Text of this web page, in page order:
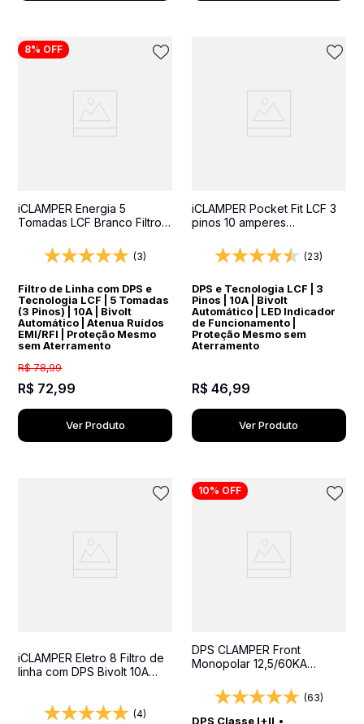
8% OFF
iCLAMPER Energia 5
Tomadas LCF Branco Filtro
DPS Bivolt
(3)
Filtro de Linha com DPS e
Tecnologia LCF | 5 Tomadas
(3 Pinos) | 10A | Bivolt
Automático | Atenua Ruídos
EMI/RFI | Proteção Mesmo
sem Aterramento
R$ 78,99
R$ 72,99
Ver Produto
iCLAMPER Pocket Fit LCF 3
pinos 10 amperes
Elétrico DPS Bivolt
(23)
DPS e Tecnologia LCF | 3
Pinos | 10A | Bivolt
Automático | LED Indicador
de Funcionamento |
Proteção Mesmo sem
Aterramento
R$ 46,99
Ver Produto
iCLAMPER Eletro 8 Filtro de
linha com DPS Bivolt 10A
(4)
10% OFF
DPS CLAMPER Front
Monopolar 12,5/60KA
surtos para quadros
elétricos
(63)
DPS Classe I+II •